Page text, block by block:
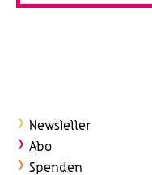
Newsletter
Abo
Spenden